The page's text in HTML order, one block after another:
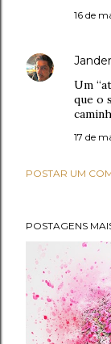
16 de
Um
que o
17 de
POSTAR UM
POSTAGENS